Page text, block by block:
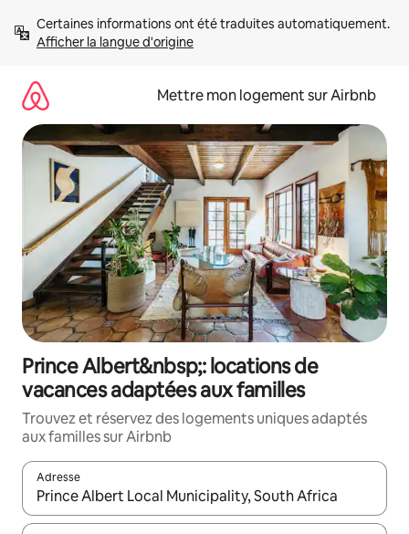
directement
Afficher la langue d'origine
Mettre mon logement sur Airbnb
Prince Albert&nbsp;: locations de
vacances adaptées aux familles
Trouvez et réservez des logements uniques adaptés
aux familles sur Airbnb
Adresse
Lorsque les résultats s'affichent, utilisez les flèches vers le